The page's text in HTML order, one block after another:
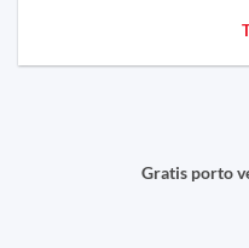
Gratis porto